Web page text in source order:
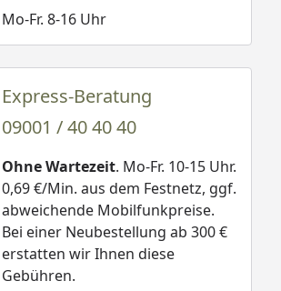
Mo-Fr. 8-16 Uhr
Express-Beratung
09001 / 40 40 40
Ohne Wartezeit. Mo-Fr. 10-15 Uhr.
0,69 €/Min. aus dem Festnetz, ggf.
abweichende Mobilfunkpreise.
Bei einer Neubestellung ab 300 €
erstatten wir Ihnen diese
Gebühren.